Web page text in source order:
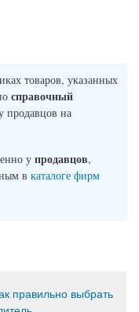
товаров, указанных
справочный
продавцов на
у продавцов,
в каталоге фирм